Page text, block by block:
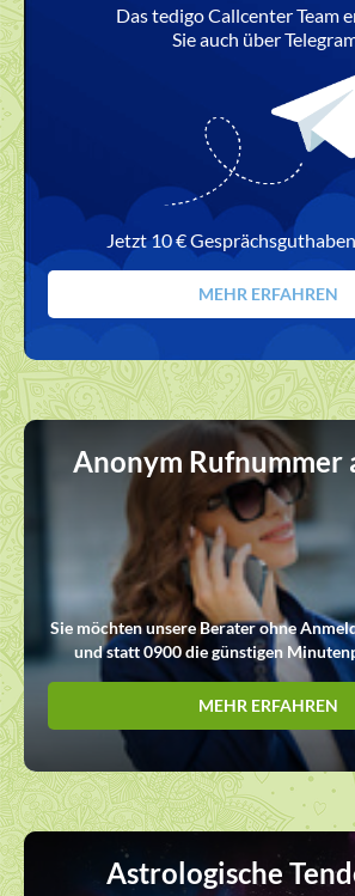
Das tedigo Callcenter Team
Sie auch über
Jetzt 10 €
MEHR ERFAHREN
Anonym Rufnummer
Sie möchten unsere Berater ohne
und statt 0900 die günstigen
MEHR ERFAHREN
Astrologische